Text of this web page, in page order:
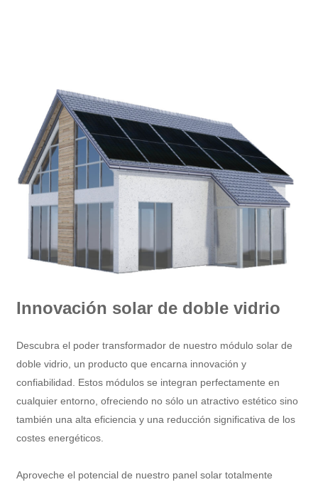
Innovación solar de doble vidrio
Descubra el poder transformador de nuestro módulo solar de
doble vidrio, un producto que encarna innovación y
confiabilidad. Estos módulos se integran perfectamente en
cualquier entorno, ofreciendo no sólo un atractivo estético sino
también una alta eficiencia y una reducción significativa de los
costes energéticos.
Aproveche el potencial de nuestro panel solar totalmente